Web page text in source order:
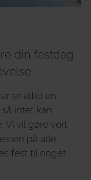
din festdag
er altid en
intet kan
vil gøre vort
på alle
fest til noget